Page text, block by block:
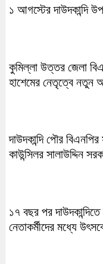
১ আগস্টের দাউদকান্দি
কুমিল্লা উত্তর জেলা
হাশেমের নেতৃত্বে নতুন
দাউদকান্দি পৌর
কাউন্সিলর সালাউদ্দিন
১৭ বছর পর দাউদকান্দিতে
নেতাকর্মীদের মধ্যে